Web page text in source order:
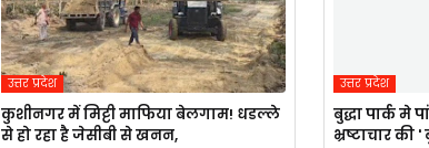
उत्तर प्रदेश
कुशीनगर में मिट्टी माफिया बेलगाम! धडल्ले
से हो रहा है जेसीबी से खनन,
उत्तर प्रदेश
बुद्धा पार्क मे
भ्रष्टाचार